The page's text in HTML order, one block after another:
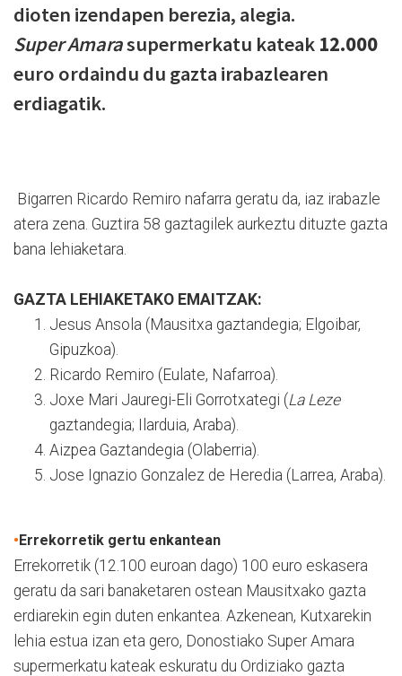
dioten izendapen berezia, alegia.
Super Amarasupermerkatu kateak 12.000
euro ordaindu du gazta irabazlearen
erdiagatik.
Bigarren Ricardo Remiro nafarra geratu da, iaz irabazle
atera zena. Guztira 58 gaztagilek aurkeztu dituzte gazta
bana lehiaketara.
GAZTA LEHIAKETAKO EMAITZAK:
Jesus Ansola (Mausitxa gaztandegia; Elgoibar,
Gipuzkoa).
Ricardo Remiro (Eulate, Nafarroa).
Joxe Mari Jauregi-Eli Gorrotxategi (La Leze
gaztandegia; Ilarduia, Araba).
Aizpea Gaztandegia (Olaberria).
Jose Ignazio Gonzalez de Heredia (Larrea, Araba).
•Errekorretik gertu enkantean
Errekorretik (12.100 euroan dago) 100 euro eskasera
geratu da sari banaketaren ostean Mausitxako gazta
erdiarekin egin duten enkantea. Azkenean, Kutxarekin
lehia estua izan eta gero, Donostiako Super Amara
supermerkatu kateak eskuratu du Ordiziako gazta